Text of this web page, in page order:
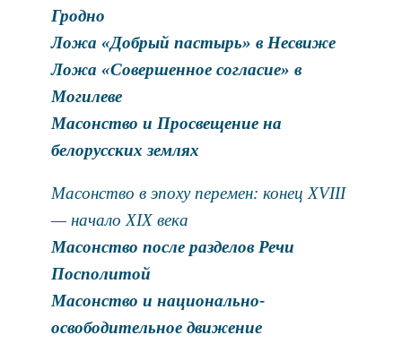
Гродно
Ложа «Добрый пастырь» в Несвиже
Ложа «Совершенное согласие» в
Могилеве
Масонство и Просвещение на
белорусских землях
Масонство в эпоху перемен: конец XVIII
— начало XIX века
Масонство после разделов Речи
Посполитой
Масонство и национально-
освободительное движение